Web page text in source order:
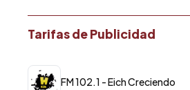
Tarifas de Publicidad
FM 102.1 - Eich Creciendo